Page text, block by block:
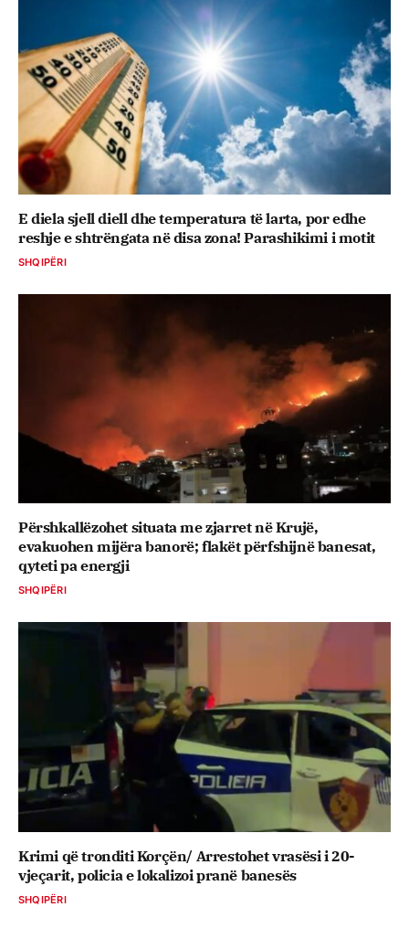
E diela sjell diell dhe temperatura të larta, por edhe
reshje e shtrëngata në disa zona! Parashikimi i motit
SHQIPËRI
Përshkallëzohet situata me zjarret në Krujë,
evakuohen mijëra banorë; flakët përfshijnë banesat,
qyteti pa energji
SHQIPËRI
Krimi që tronditi Korçën/ Arrestohet vrasësi i 20-
vjeçarit, policia e lokalizoi pranë banesës
SHQIPËRI